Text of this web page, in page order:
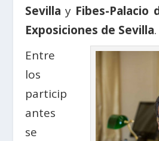
Sevilla y Fibes-Palacio
Exposiciones de Sevilla.
Entre
los
particip
antes
se